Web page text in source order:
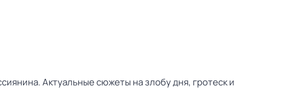
Актуальные сюжеты на злобу дня, гротеск и